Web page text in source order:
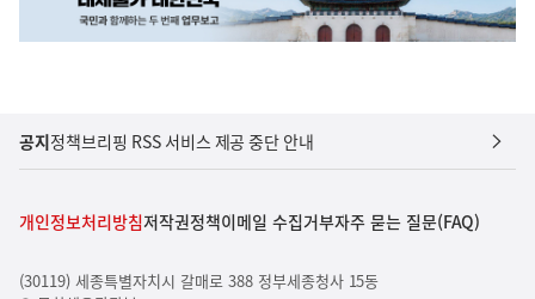
공지정책브리핑 RSS 서비스 제공 중단 안내
개인정보처리방침저작권정책이메일 수집거부자주 묻는 질문(FAQ)
(30119) 세종특별자치시 갈매로 388 정부세종청사 15동